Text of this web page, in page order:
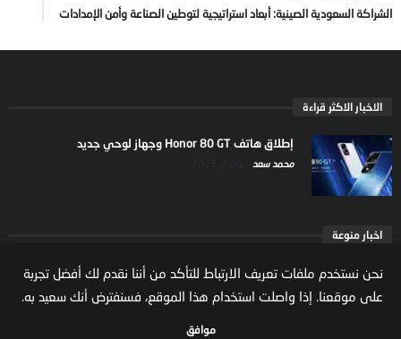
الشراكة السعودية الصينية: أبعاد استراتيجية لتوطين الصناعة وأمن الإمدادات
الاخبار الاكثر قراءة
إطلاق هاتف Honor 80 GT وجهاز لوحي جديد
محمد سعد
اخبار منوعة
ارتفاع ملكية المستثمرين الاجانب في السوق السعودية
مال واعمال
نحن نستخدم ملفات تعريف الارتباط للتأكد من أننا نقدم لك أفضل تجربة
على موقعنا. إذا واصلت استخدام هذا الموقع، فسنفترض أنك سعيد به.
موافق